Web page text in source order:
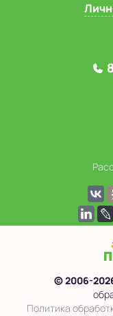
© 2006-
Политика